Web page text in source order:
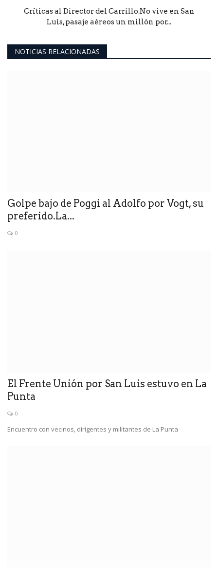
Críticas al Director del Carrillo.No vive en San
Luis, pasaje aéreos un millón por...
NOTICIAS RELACIONADAS
Golpe bajo de Poggi al Adolfo por Vogt, su
preferido.La...
0
El Frente Unión por San Luis estuvo en La
Punta
0
Encuentro con vecinos, dirigentes y militantes de La Punta